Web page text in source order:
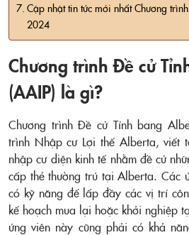
Cập nhật tin tức mới nhất Chương
2024
Chương trình Đề cử
(AAIP) là gì?
Chương trình Đề cử Tỉnh bang
trình Nhập cư Lợi thế Alberta, viết
nhập cư diện kinh tế nhằm đề cử
cấp thẻ thường trú tại Alberta. Các
có kỹ năng để lấp đầy các vị trí
kế hoạch mua lại hoặc khởi nghiệp
ứng viên này cũng phải có khả